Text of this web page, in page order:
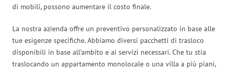
di mobili, possono aumentare il costo finale.
La nostra azienda offre un preventivo personalizzato in base alle
tue esigenze specifiche. Abbiamo diversi pacchetti di trasloco
disponibili in base all’ambito e ai servizi necessari. Che tu stia
traslocando un appartamento monolocale o una villa a più piani,